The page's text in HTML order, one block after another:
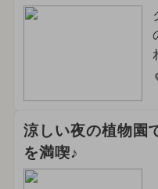
涼しい夜の植物園
を満喫♪